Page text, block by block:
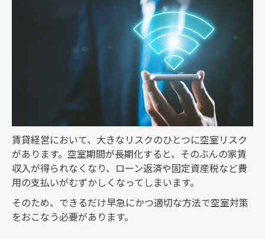
賃貸経営において、大きなリスクのひとつに空室リスク
があります。空室期間が長期化すると、そのぶんの家賃
収入が得られなくなり、ローン返済や固定資産税など費
用の支払いがむずかしくなってしまいます。
そのため、できるだけ早急にかつ適切な方法で空室対策
をおこなう必要があります。